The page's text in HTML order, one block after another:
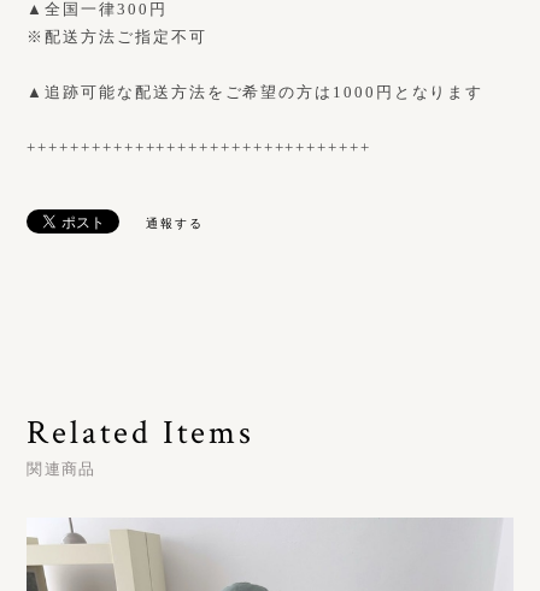
▲全国一律300円
※配送方法ご指定不可
▲追跡可能な配送方法をご希望の方は1000円となります
++++++++++++++++++++++++++++++++
通報する
Related Items
関連商品